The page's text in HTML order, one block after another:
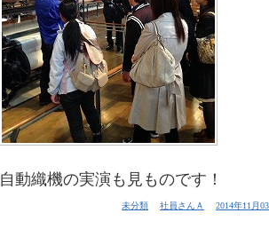
自動織機の実演も見ものです！
未分類 社員さんＡ 2014年11月